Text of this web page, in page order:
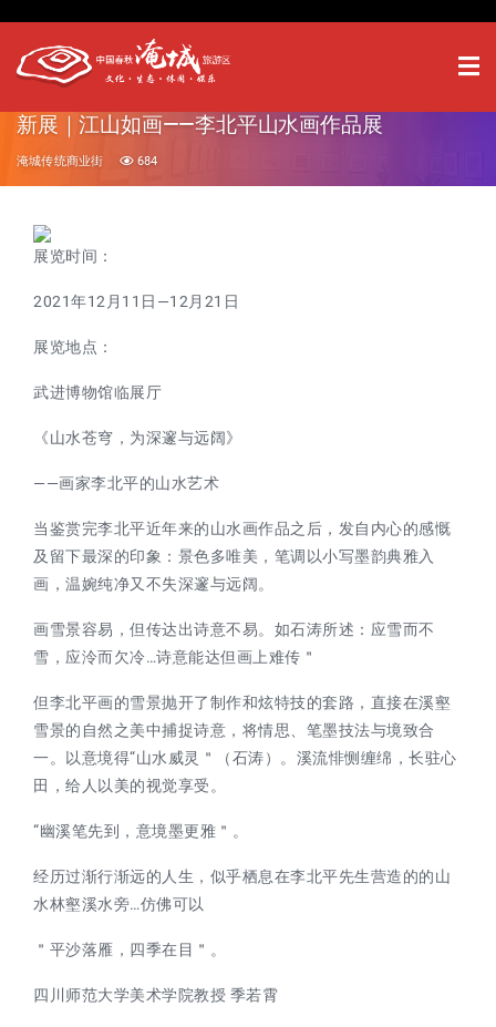
新展｜江山如画——李北平山水画作品展
淹城传统商业街 684
展览时间：
2021年12月11日—12月21日
展览地点：
武进博物馆临展厅
《山水苍穹，为深邃与远阔》
——画家李北平的山水艺术
当鉴赏完李北平近年来的山水画作品之后，发自内心的感慨
及留下最深的印象：景色多唯美，笔调以小写墨韵典雅入
画，温婉纯净又不失深邃与远阔。
画雪景容易，但传达出诗意不易。如石涛所述：应雪而不
雪，应泠而欠冷…诗意能达但画上难传＂
但李北平画的雪景抛开了制作和炫特技的套路，直接在溪壑
雪景的自然之美中捕捉诗意，将情思、笔墨技法与境致合
一。以意境得“山水威灵＂（石涛）。溪流悱恻缠绵，长驻心
田，给人以美的视觉享受。
“幽溪笔先到，意境墨更雅＂。
经历过渐行渐远的人生，似乎栖息在李北平先生营造的的山
水林壑溪水旁…仿佛可以
＂平沙落雁，四季在目＂。
四川师范大学美术学院教授 季若霄